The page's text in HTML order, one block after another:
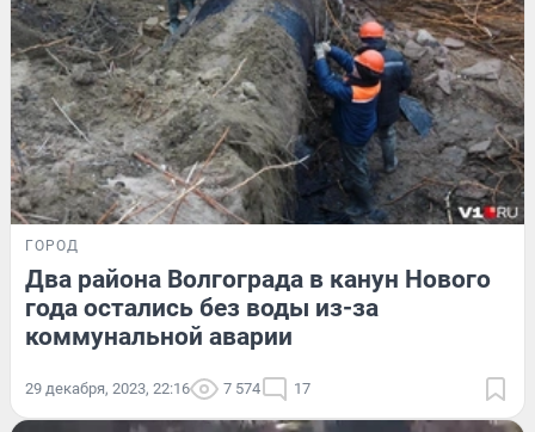
ГОРОД
Два района Волгограда в канун Нового
года остались без воды из-за
коммунальной аварии
29 декабря, 2023, 22:16 7 574 17